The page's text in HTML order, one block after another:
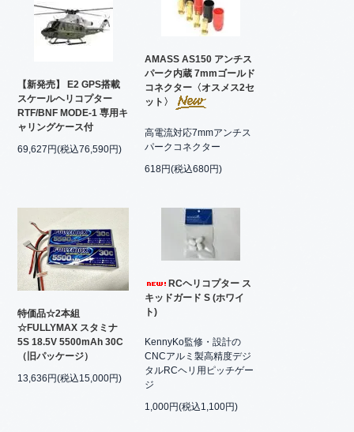
【新発売】 E2 GPS搭載
スケールヘリコプター
RTF/BNF MODE-1 専用キ
ャリングケース付
69,627円(税込76,590円)
AMASS AS150 アンチス
パーク内蔵 7mmゴールド
コネクター〈オスメス2セ
ット〉
高電流対応7mmアンチス
パークコネクター
618円(税込680円)
特価品☆2本組
☆FULLYMAX スタミナ
5S 18.5V 5500mAh 30C
（旧パッケージ）
13,636円(税込15,000円)
RCヘリコプター ス
キッドガード S (ホワイ
ト)
KennyKo監修・設計の
CNCアルミ製高精度デジ
タルRCヘリ用ピッチゲー
ジ
1,000円(税込1,100円)